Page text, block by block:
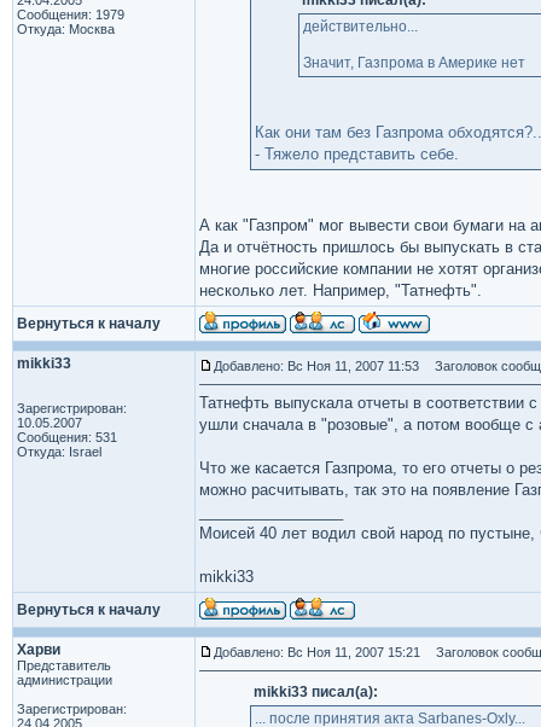
Сообщения: 1979
Откуда: Москва
действительно...
Значит, Газпрома в Америке нет
Как они там без Газпрома обходятся?..
- Тяжело представить себе.
А как "Газпром" мог вывести свои бумаги на
Да и отчётность пришлось бы выпускать в
многие российские компании не хотят
несколько лет. Например, "Татнефть".
Вернуться к началу
mikki33
Зарегистрирован:
10.05.2007
Сообщения: 531
Откуда: Israel
Добавлено: Вс Ноя 11, 2007 11:53 Заголовок
Татнефть выпускала отчеты в соответствии
ушли сначала в "розовые", а потом вообще с
Что же касается Газпрома, то его отчеты о
можно расчитывать, так это на появление
Моисей 40 лет водил свой народ по
mikki33
Вернуться к началу
Харви
Представитель
администрации
Зарегистрирован:
24.04.2005
Добавлено: Вс Ноя 11, 2007 15:21 Заголовок
mikki33 писал(а):
... после принятия акта Sarbanes-Oxly...